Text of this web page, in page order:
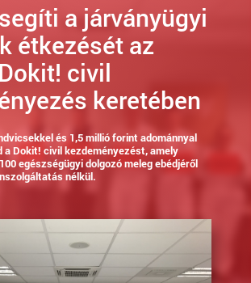
a járványügyi
étkezését az
civil
keretében
és 1,5 millió forint adománnyal
a Dokit! civil kezdeményezést, amely
egészségügyi dolgozó meleg ebédjéről
nélkül.